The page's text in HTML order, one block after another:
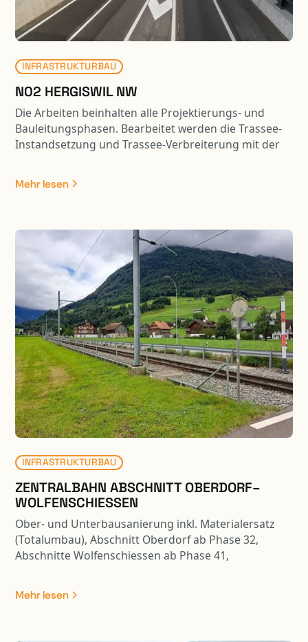
Dachträgern aufgehängt. Durch die aktive
Krafteinleitung werden die Verformungen der
schlanken Flachdecken auf ein gebrauchstaugliches
Mass begrenzt.
INFRASTRUKTURBAU
N02 HERGISWIL NW
Die Arbeiten beinhalten alle Projektierungs- und
Bauleitungsphasen. Bearbeitet werden die Trassee-
Instandsetzung und Trassee-Verbreiterung mit der
Halbanschluss Hergiswil, Verzweigung Lopper,
Trassee-Verbreiterung FBNO. Im weiteren ist die
SM, neue Tischkonstruktion auf
Ortbetonbohrpfählen [Erstellung Betonpfähle mit
Brextor] /Stützkonstruktion auf Ortbetonbohrpfählen
mit Lärmschutzwand ) , Ausbau SABA Mühlestrasse
Instandsetzung der Lärmschutzgalerie Hergiswil
(Ausschnitt aus B Magazin 02/20), Instandsetzungs-,
Verstärkungs- und Verbreiterungsarbeiten diverser
Kunstbauten sowie die umfangreichen
Projektierungs- und Bauleitungsarbeiten der
Lärmschutzwände enthalten.
Mehr lesen
INFRASTRUKTURBAU
ZENTRALBAHN ABSCHNITT OBERDORF–
WOLFENSCHIESSEN
Ober- und Unterbausanierung inkl. Materialersatz
(Totalumbau), Abschnitt Oberdorf ab Phase 32,
Abschnitte Wolfenschiessen ab Phase 41,
mit AC Rail 16 - Neue Gleisentwässerungen Typ 3b,
Mehr lesen